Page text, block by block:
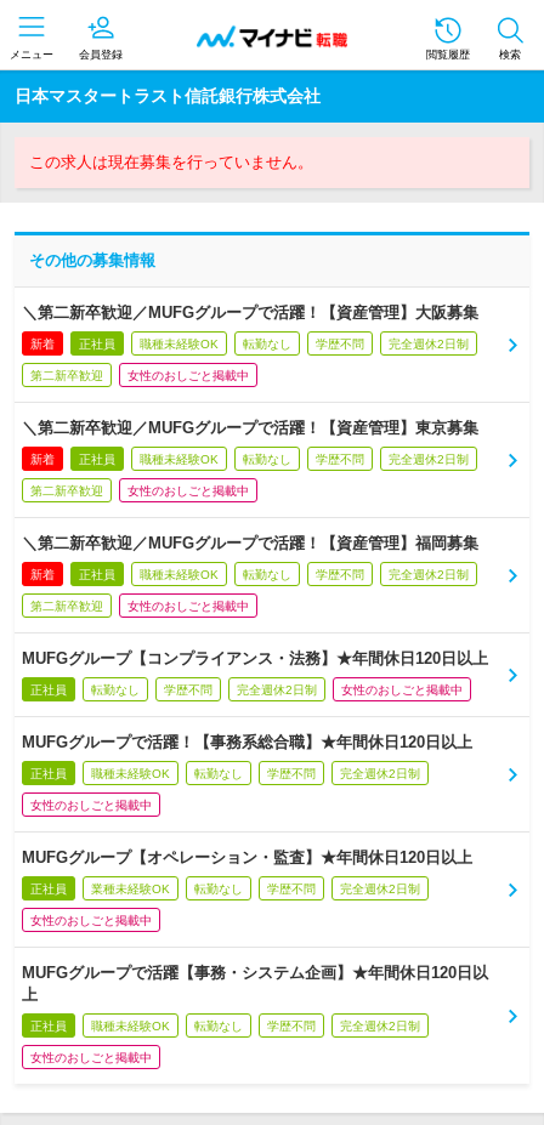
メニュー 会員登録 閲覧履歴 検索
日本マスタートラスト信託銀行株式会社
この求人は現在募集を行っていません。
その他の募集情報
＼第二新卒歓迎／MUFGグループで活躍！【資産管理】大阪募集
新着 正社員 職種未経験OK 転勤なし 学歴不問 完全週休2日制
第二新卒歓迎 女性のおしごと掲載中
＼第二新卒歓迎／MUFGグループで活躍！【資産管理】東京募集
新着 正社員 職種未経験OK 転勤なし 学歴不問 完全週休2日制
第二新卒歓迎 女性のおしごと掲載中
＼第二新卒歓迎／MUFGグループで活躍！【資産管理】福岡募集
新着 正社員 職種未経験OK 転勤なし 学歴不問 完全週休2日制
第二新卒歓迎 女性のおしごと掲載中
MUFGグループ【コンプライアンス・法務】★年間休日120日以上
正社員 転勤なし 学歴不問 完全週休2日制 女性のおしごと掲載中
MUFGグループで活躍！【事務系総合職】★年間休日120日以上
正社員 職種未経験OK 転勤なし 学歴不問 完全週休2日制
女性のおしごと掲載中
MUFGグループ【オペレーション・監査】★年間休日120日以上
正社員 業種未経験OK 転勤なし 学歴不問 完全週休2日制
女性のおしごと掲載中
MUFGグループで活躍【事務・システム企画】★年間休日120日以
上
正社員 職種未経験OK 転勤なし 学歴不問 完全週休2日制
女性のおしごと掲載中